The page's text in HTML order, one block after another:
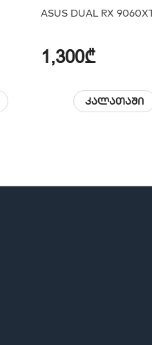
ASUS DUAL RX
1,300₾
კალათაში